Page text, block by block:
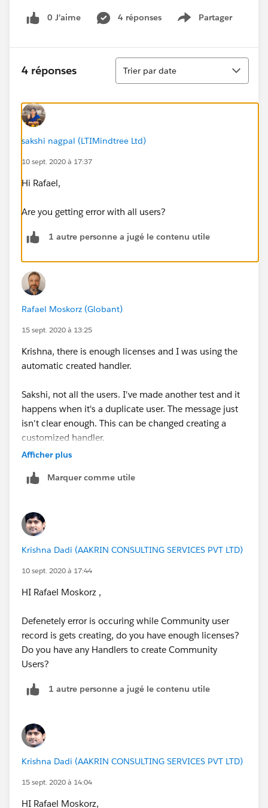
0 J’aime 4 réponses Partager
Show menu
4 réponses
Tri
Trier par date
sakshi nagpal (LTIMindtree Ltd)
10 sept. 2020 à 17:37
Hi Rafael,
Are you getting error with all users?
1 autre personne a jugé le contenu utile
Rafael Moskorz (Globant)
15 sept. 2020 à 13:25
Krishna, there is enough licenses and I was using the
automatic created handler.
Sakshi, not all the users. I've made another test and it
happens when it's a duplicate user. The message just
isn't clear enough. This can be changed creating a
customized handler.
the right way.
Afficher plus
Marquer comme utile
Krishna Dadi (AAKRIN CONSULTING SERVICES PVT LTD)
10 sept. 2020 à 17:44
HI Rafael Moskorz ,
Defenetely error is occuring while Community user
record is gets creating, do you have enough licenses?
Do you have any Handlers to create Community
Users?
1 autre personne a jugé le contenu utile
Krishna Dadi (AAKRIN CONSULTING SERVICES PVT LTD)
15 sept. 2020 à 14:04
HI Rafael Moskorz,